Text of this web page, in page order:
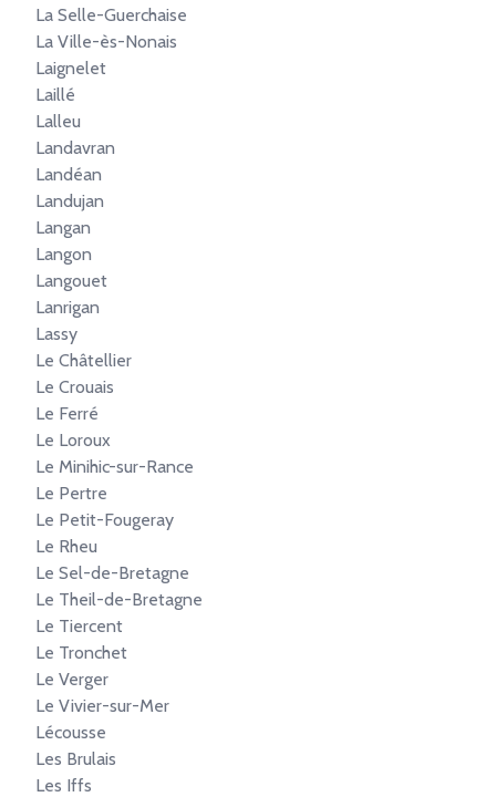
La Selle-Guerchaise
La Ville-ès-Nonais
Laignelet
Laillé
Lalleu
Landavran
Landéan
Landujan
Langan
Langon
Langouet
Lanrigan
Lassy
Le Châtellier
Le Crouais
Le Ferré
Le Loroux
Le Minihic-sur-Rance
Le Pertre
Le Petit-Fougeray
Le Rheu
Le Sel-de-Bretagne
Le Theil-de-Bretagne
Le Tiercent
Le Tronchet
Le Verger
Le Vivier-sur-Mer
Lécousse
Les Brulais
Les Iffs